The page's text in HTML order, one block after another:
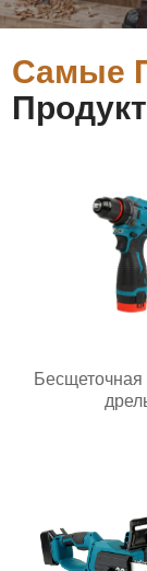
Самые
Бесщеточная